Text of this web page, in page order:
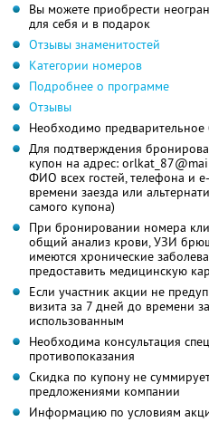
Вы можете приобрести
для себя и в подарок
Отзывы знаменитостей
Категории номеров
Подробнее о программе
Отзывы
Необходимо
Для подтверждения
купон на адрес:
ФИО всех гостей, телефона и
времени заезда или
самого купона)
При бронировании номера
общий анализ крови, УЗИ
имеются хронические
предоставить медицинскую
Если участник акции не
визита за 7 дней до времени
использованным
Необходима консультация
противопоказания
Скидка по купону не
предложениями компании
Информацию по условиям